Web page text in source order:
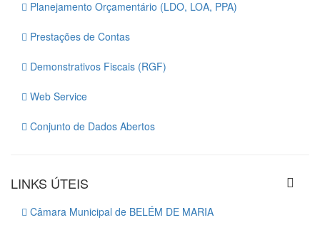
Planejamento Orçamentário (LDO, LOA, PPA)
Prestações de Contas
Demonstrativos Fiscais (RGF)
Web Service
Conjunto de Dados Abertos
LINKS ÚTEIS
Câmara Municipal de BELÉM DE MARIA